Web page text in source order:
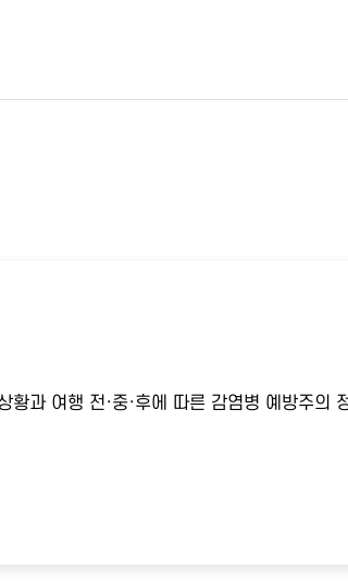
황과 여행 전·중·후에 따른 감염병 예방주의